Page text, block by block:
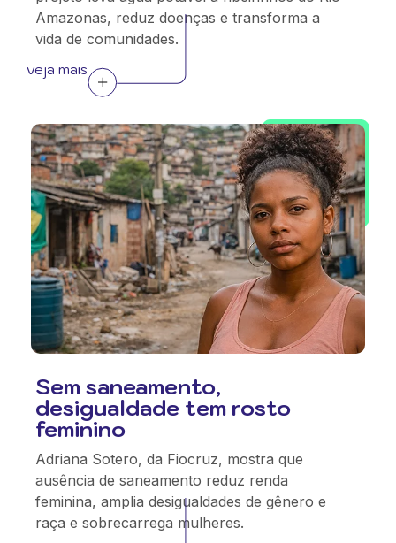
Amazonas, reduz doenças e transforma a
vida de comunidades.
veja mais
Sem saneamento,
desigualdade tem rosto
feminino
Adriana Sotero, da Fiocruz, mostra que
ausência de saneamento reduz renda
feminina, amplia desigualdades de gênero e
raça e sobrecarrega mulheres.